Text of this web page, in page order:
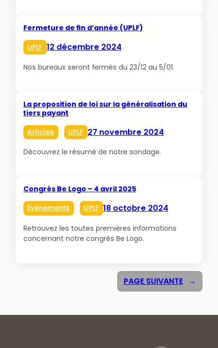
Fermeture de fin d’année (UPLF)
UPLF 12 décembre 2024
Nos bureaux seront fermés du 23/12 au 5/01.
La proposition de loi sur la généralisation du
tiers payant
Articles
UPLF 27 novembre 2024
Découvrez le résumé de notre sondage.
Congrès Be Logo – 4 avril 2025
Événements
UPLF 18 octobre 2024
Retrouvez les toutes premières informations
concernant notre congrès Be Logo.
PAGE SUIVANTE →